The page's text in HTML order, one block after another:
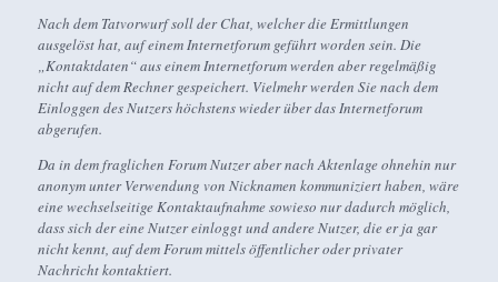
Nach dem Tatvorwurf soll der Chat, welcher die Ermittlungen
ausgelöst hat, auf einem Internetforum geführt worden sein. Die
„Kontaktdaten“ aus einem Internetforum werden aber regelmäßig
nicht auf dem Rechner gespeichert. Vielmehr werden Sie nach dem
Einloggen des Nutzers höchstens wieder über das Internetforum
abgerufen.
Da in dem fraglichen Forum Nutzer aber nach Aktenlage ohnehin nur
anonym unter Verwendung von Nicknamen kommuniziert haben, wäre
eine wechselseitige Kontaktaufnahme sowieso nur dadurch möglich,
dass sich der eine Nutzer einloggt und andere Nutzer, die er ja gar
nicht kennt, auf dem Forum mittels öffentlicher oder privater
Nachricht kontaktiert.